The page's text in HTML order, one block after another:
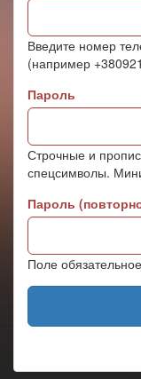
Введите номер
(например
Пароль
Строчные и
спецсимволы.
Пароль
Поле